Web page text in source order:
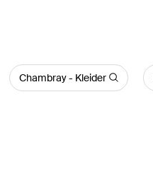
Chambray - Kleider